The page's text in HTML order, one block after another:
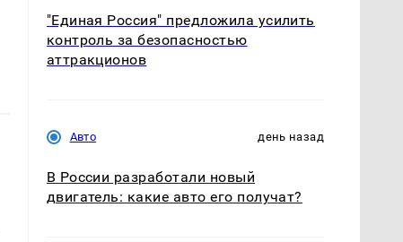
"Единая Россия" предложила усилить
контроль за безопасностью
аттракционов
Авто день назад
В России разработали новый
двигатель: какие авто его получат?